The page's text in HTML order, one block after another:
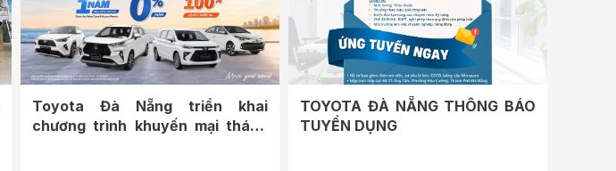
Toyota Đà Nẵng triển khai
chương trình khuyến mại tháng
TOYOTA ĐÀ NẴNG THÔNG BÁO
TUYỂN DỤNG